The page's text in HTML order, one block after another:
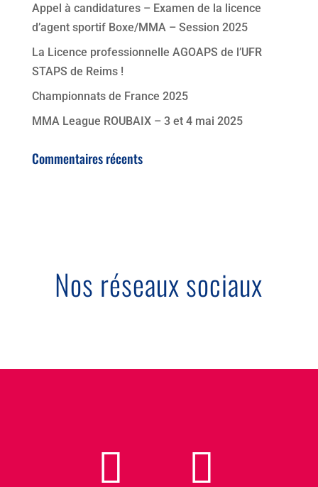
Appel à candidatures – Examen de la licence
d’agent sportif Boxe/MMA – Session 2025
La Licence professionnelle AGOAPS de l’UFR
STAPS de Reims !
Championnats de France 2025
MMA League ROUBAIX – 3 et 4 mai 2025
Commentaires récents
Nos réseaux sociaux